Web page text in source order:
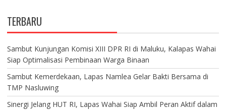
TERBARU
Sambut Kunjungan Komisi XIII DPR RI di Maluku, Kalapas Wahai
Siap Optimalisasi Pembinaan Warga Binaan
Sambut Kemerdekaan, Lapas Namlea Gelar Bakti Bersama di
TMP Nasluwing
Sinergi Jelang HUT RI, Lapas Wahai Siap Ambil Peran Aktif dalam